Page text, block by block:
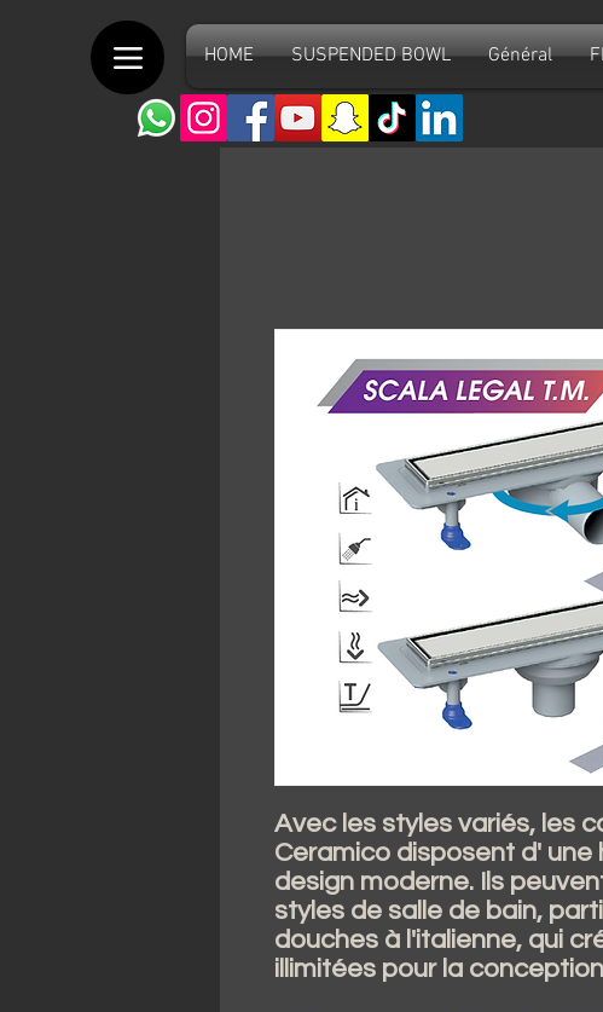
HOME SUSPENDED BOWL Général
Avec les styles variés, les
Ceramico disposent d'
design moderne. Ils
styles de salle de bain,
douches à l'italienne, qui
illimitées pour la